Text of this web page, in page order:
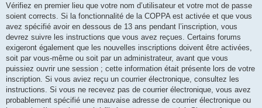
Vérifiez en premier lieu que votre nom d’utilisateur et votre mot de passe
soient corrects. Si la fonctionnalité de la COPPA est activée et que vous
avez spécifié avoir en dessous de 13 ans pendant l’inscription, vous
devrez suivre les instructions que vous avez reçues. Certains forums
exigeront également que les nouvelles inscriptions doivent être activées,
soit par vous-même ou soit par un administrateur, avant que vous
puissiez ouvrir une session ; cette information était présente lors de votre
inscription. Si vous aviez reçu un courrier électronique, consultez les
instructions. Si vous ne recevez pas de courrier électronique, vous avez
probablement spécifié une mauvaise adresse de courrier électronique ou